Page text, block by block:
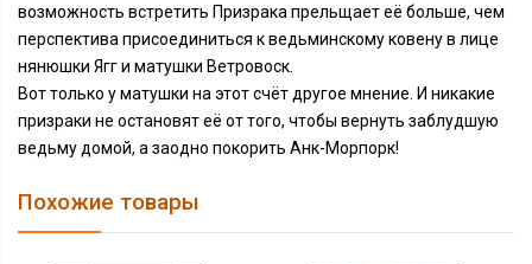
возможность встретить Призрака прельщает её больше, чем
перспектива присоединиться к ведьминскому ковену в лице
нянюшки Ягг и матушки Ветровоск.
Вот только у матушки на этот счёт другое мнение. И никакие
призраки не остановят её от того, чтобы вернуть заблудшую
ведьму домой, а заодно покорить Анк-Морпорк!
Похожие товары